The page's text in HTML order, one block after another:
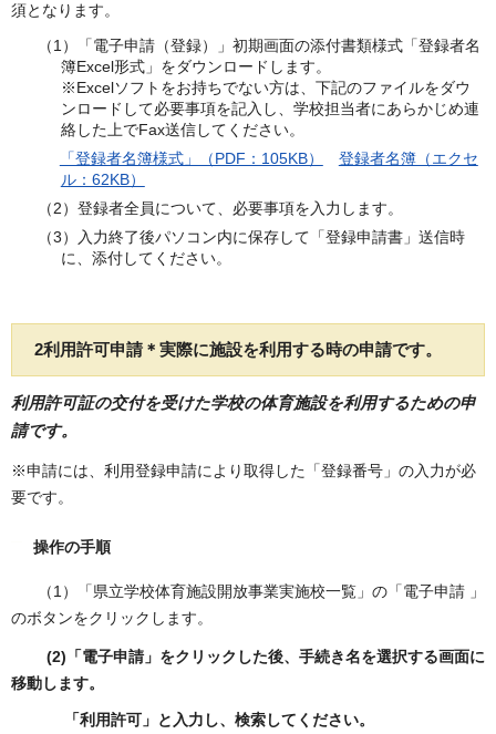
須となります。
（1）「電子申請（登録）」初期画面の添付書類様式「登録者名
簿Excel形式」をダウンロードします。
※Excelソフトをお持ちでない方は、下記のファイルをダウ
ンロードして必要事項を記入し、学校担当者にあらかじめ連
絡した上でFax送信してください。
「登録者名簿様式」（PDF：105KB）
登録者名簿（エクセ
ル：62KB）
（2）登録者全員について、必要事項を入力します。
（3）入力終了後パソコン内に保存して「登録申請書」送信時
に、添付してください。
2利用許可申請 ＊実際に施設を利用する時の申請です。
利用許可証の交付を受けた学校の体育施設を利用するための申
請です。
※申請には、利用登録申請により取得した「登録番号」の入力が必
要です。
操作の手順
（1）「県立学校体育施設開放事業実施校一覧」の「電子申請 」
のボタンをクリックします。
(2)「電子申請」をクリックした後、手続き名を選択する画面に
移動します。
「利用許可」と入力し、検索してください。